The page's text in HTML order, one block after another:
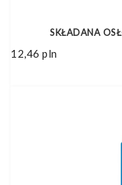
SKŁADANA
12,46 pln